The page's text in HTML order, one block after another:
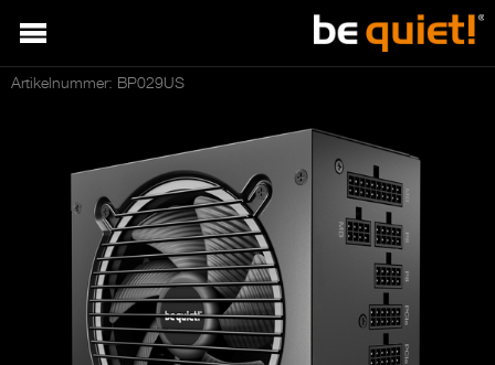
Artikelnummer: BP029US